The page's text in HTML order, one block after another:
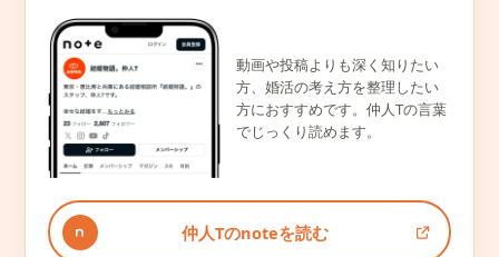
動画や投稿よりも深く知りたい
方、婚活の考え方を整理したい
方におすすめです。仲人Tの言葉
でじっくり読めます。
仲人Tのnoteを読む